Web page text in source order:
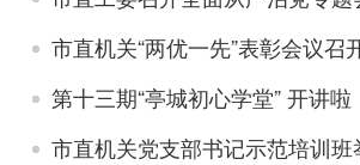
市直机关“两优一先”表彰会议召
第十三期“亭城初心学堂” 开讲啦
市直机关党支部书记示范培训班